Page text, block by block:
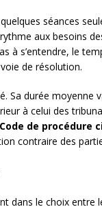
séances
aux besoins
à s’entendre, le
de résolution.
Sa durée moyenne
à celui des
de procédure
contraire des
dans le choix entre